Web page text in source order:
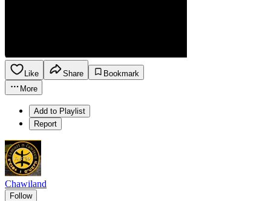
Like Share
Bookmark
More
Add to Playlist
Report
Chawiland
Follow